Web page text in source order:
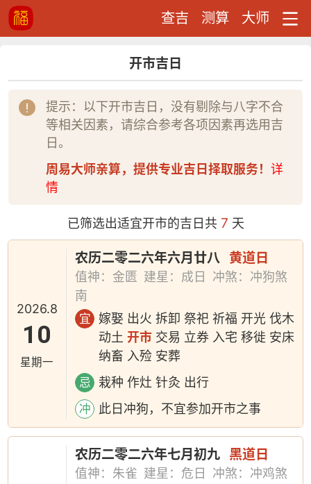
查吉 测算 大师
开市吉日
提示：以下开市吉日，没有剔除与八字不合
等相关因素，请综合参考各项因素再选用吉
日。
周易大师亲算，提供专业吉日择取服务！ 详
情
已筛选出适宜开市的吉日共7 天
2026.8
10
星期一
农历二零二六年六月廿八 黄道日
值神：金匮 建星：成日
冲煞：冲狗煞
南
宜
嫁娶 出火 拆卸 祭祀 祈福 开光 伐木
动土开市 交易 立券 入宅 移徙 安床
纳畜 入殓 安葬
忌 栽种 作灶 针灸 出行
冲 此日冲狗，不宜参加开市之事
农历二零二六年七月初九 黑道日
值神：朱雀 建星：危日
冲煞：冲鸡煞